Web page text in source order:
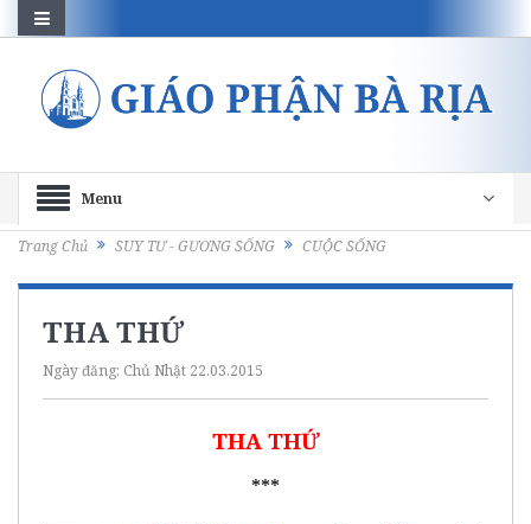
Menu
Trang Chủ SUY TƯ - GƯƠNG SỐNG CUỘC SỐNG
THA THỨ
Ngày đăng: Chủ Nhật 22.03.2015
THA THỨ
***